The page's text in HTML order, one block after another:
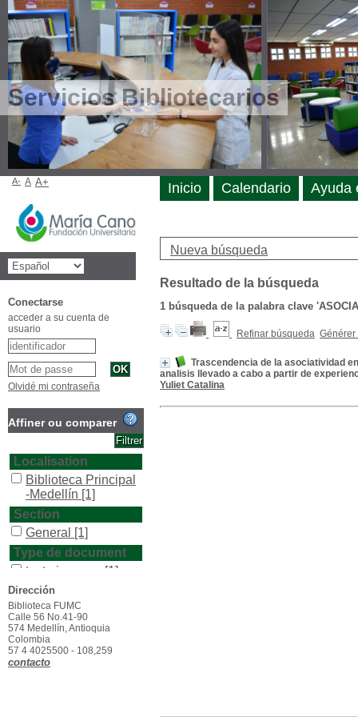
Servicios Bibliotecarios
Nueva búsqueda
Resultado de la búsqueda
1 búsqueda de la palabra clave
Refinar búsqueda Générer
Trascendencia de la asociatividad
analisis llevado a cabo a partir de
Yuliet Catalina
Inicio Calendario Ayuda
A- A A+
Conectarse
acceder a su cuenta de
usuario
Olvidé mi contraseña
Affiner ou comparer
Localisation
Biblioteca Principal
-Medellín [1]
Section
General
[1]
Type de document
texto impreso [1]
Dirección
Biblioteca FUMC
Calle 56 No.41-90
574 Medellín, Antioquia
Colombia
57 4 4025500 - 108,259
contacto